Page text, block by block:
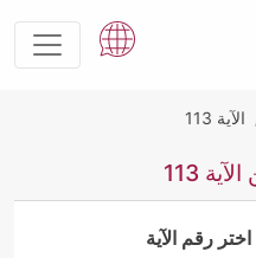
الآية 113
113
اختر رقم الآية